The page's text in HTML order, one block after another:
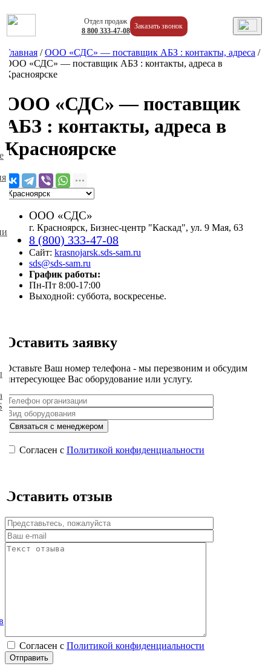
Заказать звонок
Отдел продаж
8 800333-47-08
Главная /ООО «СДС» — поставщик АБЗ : контакты, адреса /
ООО «СДС» — поставщик АБЗ : контакты, адреса в
Красноярске
ООО «СДС» — поставщик
АБЗ : контакты, адреса в
Красноярске
ООО «СДС»
г. Красноярск, Бизнес-центр "Каскад", ул. 9 Мая, 63
8 (800) 333-47-08
Сайт: krasnojarsk.sds-sam.ru
sds@sds-sam.ru
График работы:
Пн-Пт 8:00-17:00
Выходной: суббота, воскресенье.
Оставить заявку
Оставьте Ваш номер телефона - мы перезвоним и обсудим
интересующее Вас оборудование или услугу.
Согласен с Политикой конфиденциальности
Оставить отзыв
Согласен с Политикой конфиденциальности